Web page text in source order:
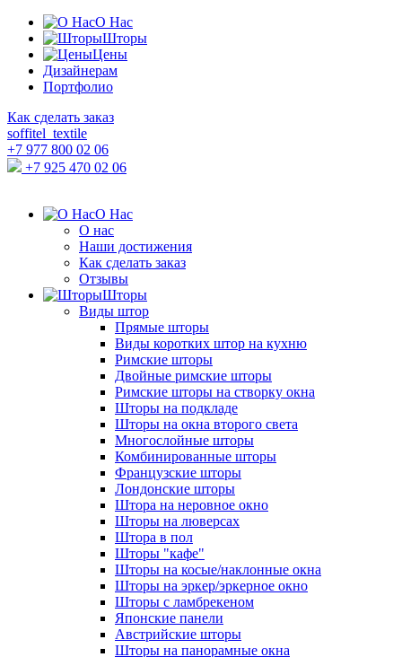
О Нас
Шторы
Цены
Дизайнерам
Портфолио
Как сделать заказ
soffitel_textile
+7 977 800 02 06
+7 925 470 02 06
О Нас
О нас
Наши достижения
Как сделать заказ
Отзывы
Шторы
Виды штор
Прямые шторы
Виды коротких штор на кухню
Римские шторы
Двойные римские шторы
Римские шторы на створку окна
Шторы на подкладе
Шторы на окна второго света
Многослойные шторы
Комбинированные шторы
Французские шторы
Лондонские шторы
Штора на неровное окно
Шторы на люверсах
Штора в пол
Шторы "кафе"
Шторы на косые/наклонные окна
Шторы на эркер/эркерное окно
Шторы с ламбрекеном
Японские панели
Австрийские шторы
Шторы на панорамные окна